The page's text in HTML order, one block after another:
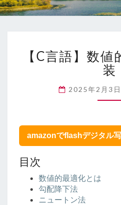
言
語
数
値
的
化
の
【C言語】数
装
2025年2月3日
amazonでflashデジタル
目次
数値的最適化とは
勾配降下法
ニュートン法